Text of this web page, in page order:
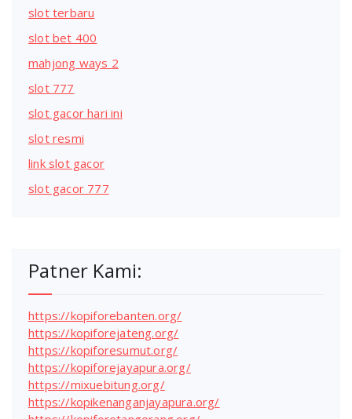
slot terbaru
slot bet 400
mahjong ways 2
slot 777
slot gacor hari ini
slot resmi
link slot gacor
slot gacor 777
Patner Kami:
https://kopiforebanten.org/
https://kopiforejateng.org/
https://kopiforesumut.org/
https://kopiforejayapura.org/
https://mixuebitung.org/
https://kopikenanganjayapura.org/